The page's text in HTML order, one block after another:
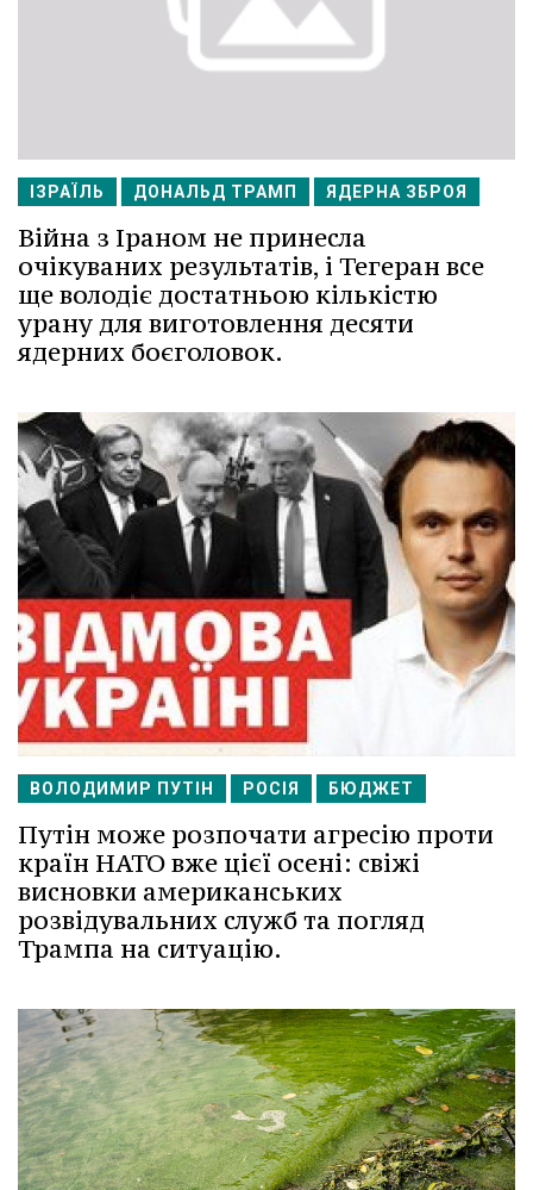
ІЗРАЇЛЬ ДОНАЛЬД ТРАМП ЯДЕРНА ЗБРОЯ
Війна з Іраном не принесла
очікуваних результатів, і Тегеран все
ще володіє достатньою кількістю
урану для виготовлення десяти
ядерних боєголовок.
ВОЛОДИМИР ПУТІН РОСІЯ БЮДЖЕТ
Путін може розпочати агресію проти
країн НАТО вже цієї осені: свіжі
висновки американських
розвідувальних служб та погляд
Трампа на ситуацію.